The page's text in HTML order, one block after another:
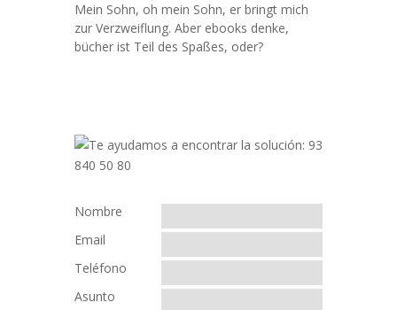
Mein Sohn, oh mein Sohn, er bringt mich
zur Verzweiflung. Aber ebooks denke,
bücher ist Teil des Spaßes, oder?
Nombre
Email
Teléfono
Asunto